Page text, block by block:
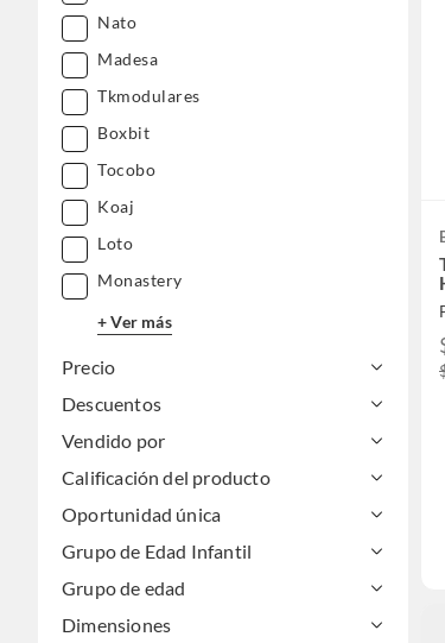
Construcción
Automotriz
Música y pasatiempos
Nato
Madesa
Tkmodulares
Boxbit
Tocobo
Koaj
Loto
Monastery
+ Ver más
Precio
Descuentos
Vendido por
Calificación del producto
Oportunidad única
Grupo de Edad Infantil
Grupo de edad
Dimensiones